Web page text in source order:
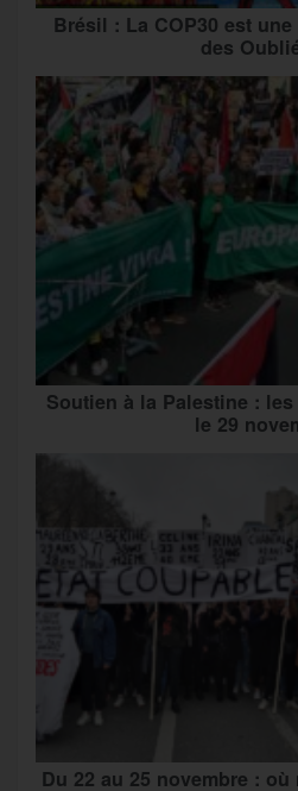
Brésil : La COP30 est une
des
Soutien à la Palestine :
le 29
Du 22 au 25 novembre :